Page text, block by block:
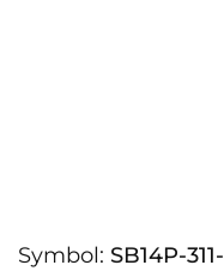
Symbol: SB14P-311-